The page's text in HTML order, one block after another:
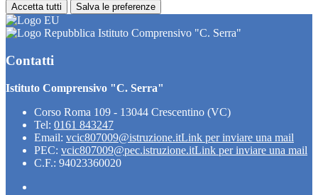
Accetta tutti Salva le preferenze
Istituto Comprensivo "C. Serra"
Contatti
Istituto Comprensivo "C. Serra"
Corso Roma 109 - 13044 Crescentino (VC)
Tel: 0161 843247
Email: vcic807009@istruzione.itLink per inviare una mail
PEC: vcic807009@pec.istruzione.itLink per inviare una mail
C.F.: 94023360020